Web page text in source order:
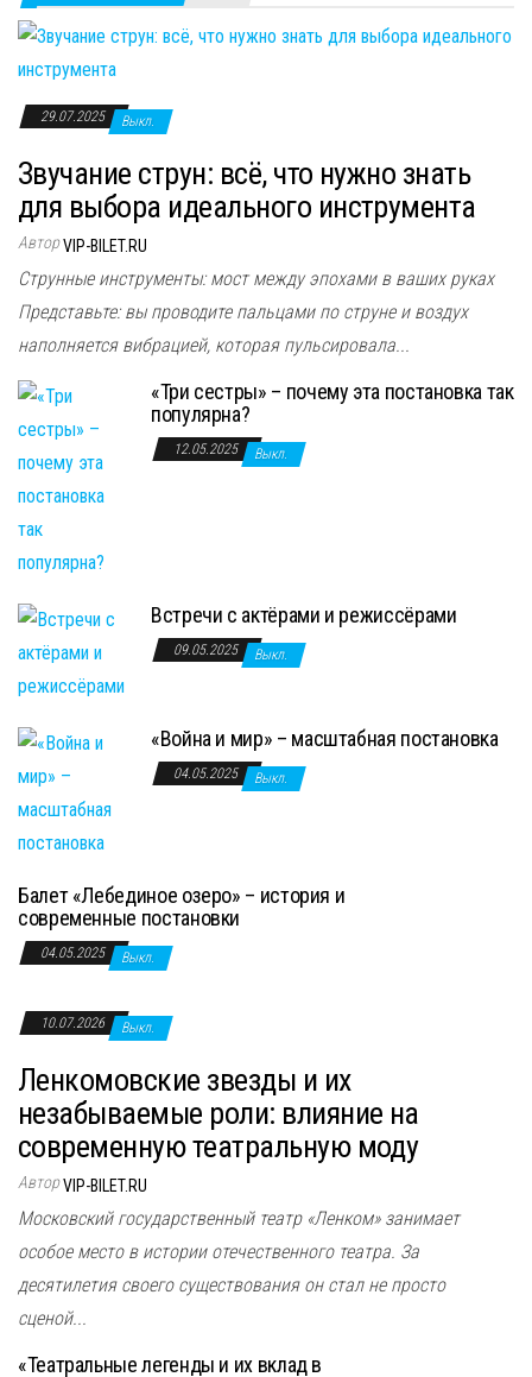
29.07.2025 Выкл.
Звучание струн: всё, что нужно знать
для выбора идеального инструмента
АвторVIP-BILET.RU
Струнные инструменты: мост между эпохами в ваших руках
Представьте: вы проводите пальцами по струне и воздух
наполняется вибрацией, которая пульсировала...
«Три сестры» – почему эта постановка так
популярна?
12.05.2025 Выкл.
Встречи с актёрами и режиссёрами
09.05.2025 Выкл.
«Война и мир» – масштабная постановка
04.05.2025 Выкл.
Балет «Лебединое озеро» – история и
современные постановки
04.05.2025 Выкл.
10.07.2026 Выкл.
Ленкомовские звезды и их
незабываемые роли: влияние на
современную театральную моду
АвторVIP-BILET.RU
Московский государственный театр «Ленком» занимает
особое место в истории отечественного театра. За
десятилетия своего существования он стал не просто
сценой...
«Театральные легенды и их вклад в